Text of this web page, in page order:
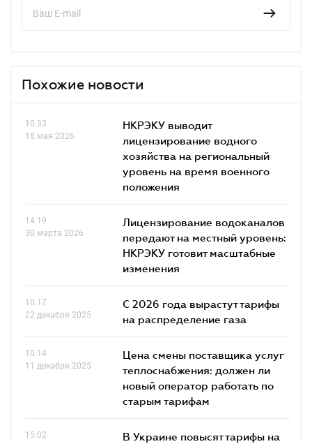
Похожие новости
10.33
18 мая 2026
НКРЭКУ выводит
лицензирование водного
хозяйства на региональный
уровень на время военного
положения
14.19
30 марта 2026
Лицензирование водоканалов
передают на местный уровень:
НКРЭКУ готовит масштабные
изменения
10.17
22 декабря 2025
С 2026 года вырастут тарифы
на распределение газа
10.14
11 декабря 2025
Цена смены поставщика услуг
теплоснабжения: должен ли
новый оператор работать по
старым тарифам
15.02
В Украине повысят тарифы на